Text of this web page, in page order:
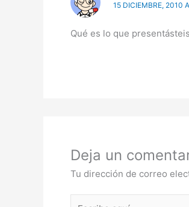
15 DICIEMBRE, 2010
Qué es lo que
Deja un
Tu dirección de correo